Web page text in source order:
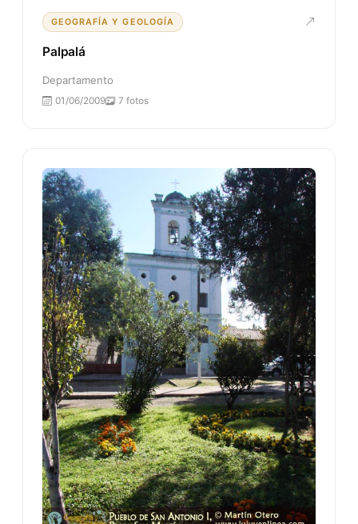
GEOGRAFÍA Y GEOLOGÍA
Palpalá
Departamento
01/06/2009 7 fotos